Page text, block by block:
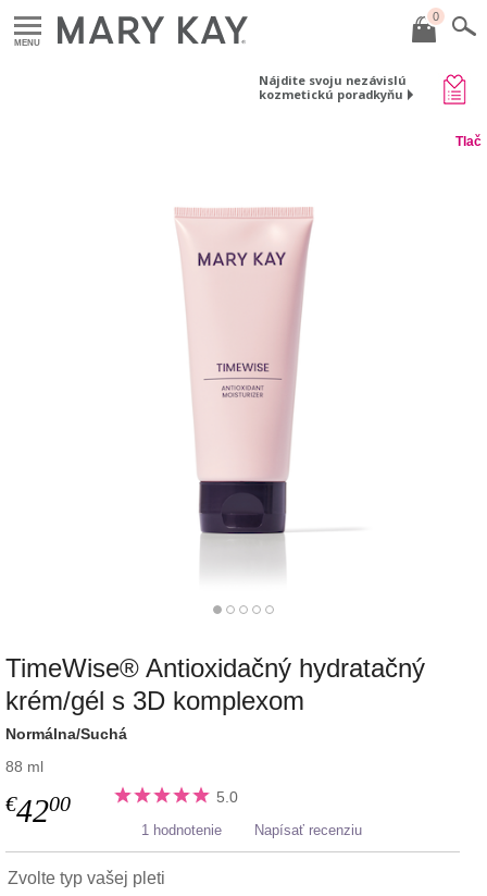
MENU
0
Nájdite svoju nezávislú
kozmetickú poradkyňu
Tlač
TimeWise® Antioxidačný hydratačný
krém/gél s 3D komplexom
Normálna/Suchá
88 ml
€4200 5.0
1 hodnotenie Napísať recenziu
Zvolte typ vašej pleti